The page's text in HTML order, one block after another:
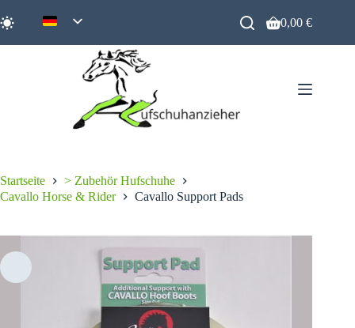
Inhalt
springen
Warenkorb
0,00€
Startseite
> Zubehör Hufschuhe
Cavallo Horse & Rider
Cavallo Support Pads